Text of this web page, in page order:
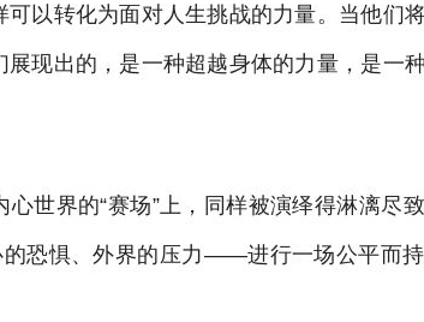
以转化为面对人生挑战的力量。当他们
现出的，是一种超越身体的力量，是一
世界的“赛场”上，同样被演绎得淋漓尽
恐惧、外界的压力——进行一场公平而